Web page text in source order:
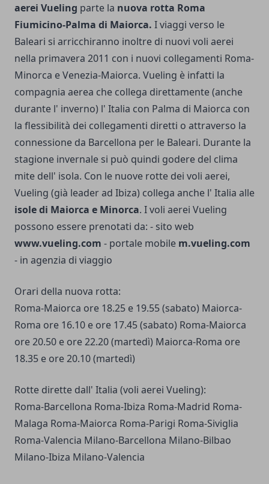
aerei Vueling parte la nuova rotta Roma
Fiumicino-Palma di Maiorca. I viaggi verso le
Baleari si arricchiranno inoltre di nuovi voli aerei
nella primavera 2011 con i nuovi collegamenti Roma-
Minorca e Venezia-Maiorca. Vueling è infatti la
compagnia aerea che collega direttamente (anche
durante l' inverno) l' Italia con Palma di Maiorca con
la flessibilità dei collegamenti diretti o attraverso la
connessione da Barcellona per le Baleari. Durante la
stagione invernale si può quindi godere del clima
mite dell' isola. Con le nuove rotte dei voli aerei,
Vueling (già leader ad Ibiza) collega anche l' Italia alle
isole di Maiorca e Minorca. I voli aerei Vueling
possono essere prenotati da: - sito web
www.vueling.com - portale mobile m.vueling.com
- in agenzia di viaggio
Orari della nuova rotta:
Roma-Maiorca ore 18.25 e 19.55 (sabato) Maiorca-
Roma ore 16.10 e ore 17.45 (sabato) Roma-Maiorca
ore 20.50 e ore 22.20 (martedì) Maiorca-Roma ore
18.35 e ore 20.10 (martedì)
Rotte dirette dall' Italia (voli aerei Vueling):
Roma-Barcellona Roma-Ibiza Roma-Madrid Roma-
Malaga Roma-Maiorca Roma-Parigi Roma-Siviglia
Roma-Valencia Milano-Barcellona Milano-Bilbao
Milano-Ibiza Milano-Valencia